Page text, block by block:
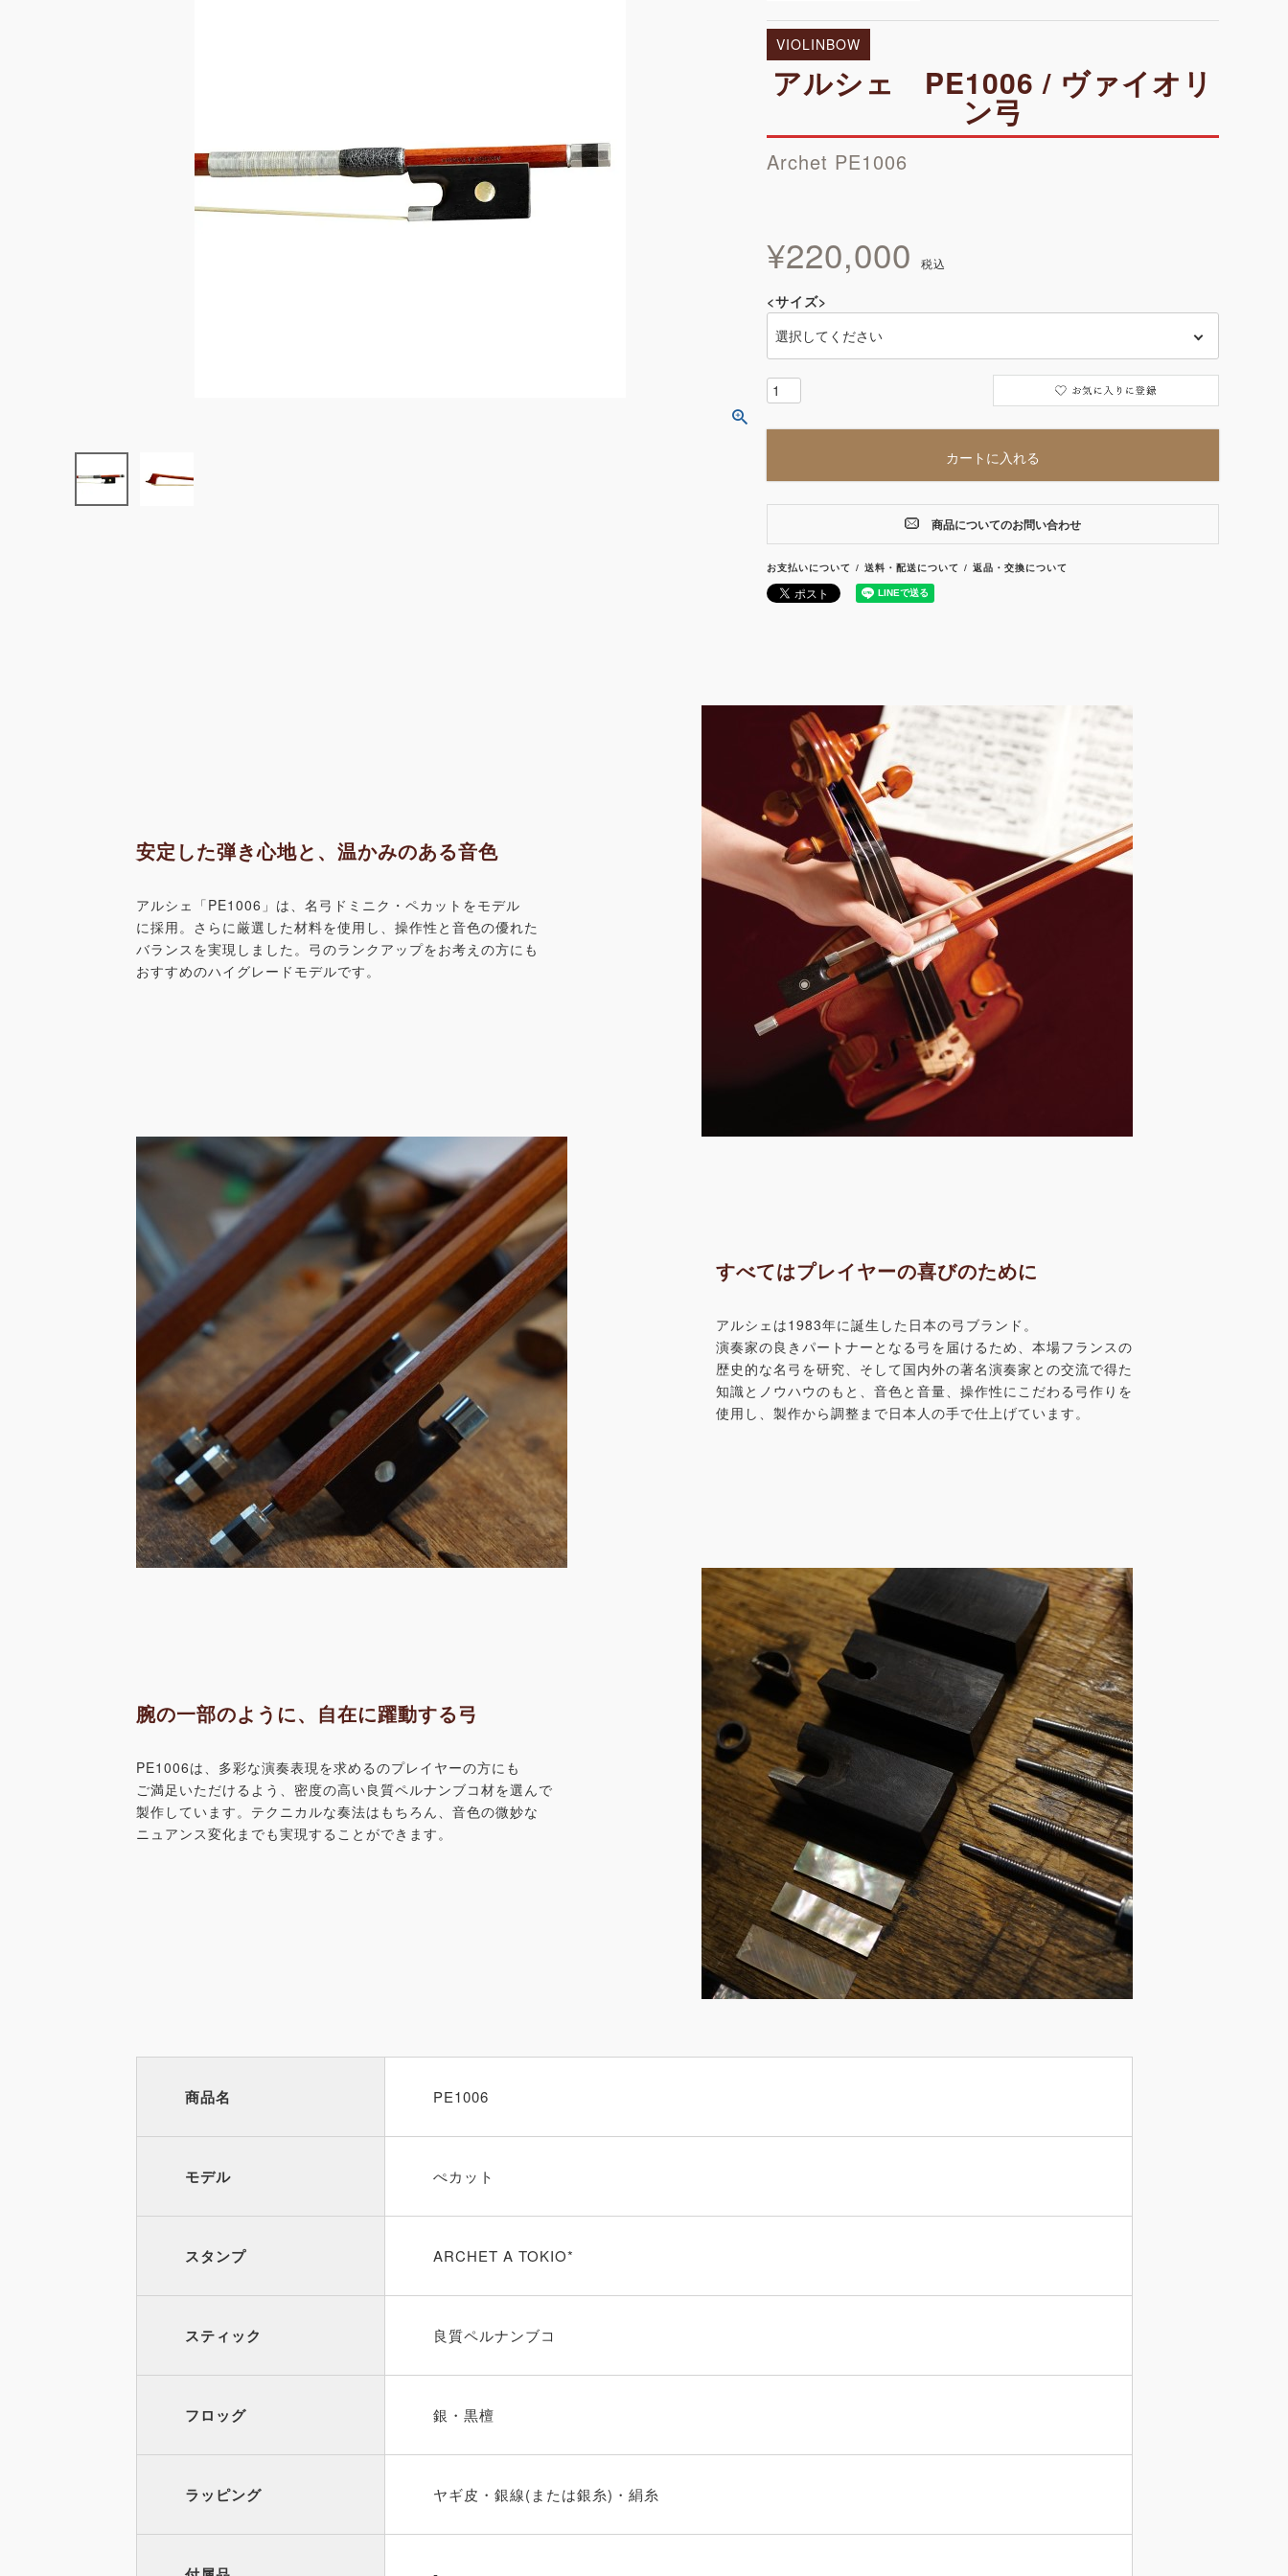
VIOLINBOW
アルシェ PE1006 / ヴァイオリ
ン弓
Archet PE1006
¥220,000 税込
<サイズ>
カートに入れる
商品についてのお問い合わせ
お支払いについて 送料・配送について 返品・交換について
安定した弾き心地と、温かみのある音色
アルシェ「PE1006」は、名弓ドミニク・ペカットをモデル
に採用。さらに厳選した材料を使用し、操作性と音色の優れた
バランスを実現しました。弓のランクアップをお考えの方にも
おすすめのハイグレードモデルです。
すべてはプレイヤーの喜びのために
アルシェは1983年に誕生した日本の弓ブランド。
演奏家の良きパートナーとなる弓を届けるため、本場フランスの
歴史的な名弓を研究、そして国内外の著名演奏家との交流で得た
知識とノウハウのもと、音色と音量、操作性にこだわる弓作りを
使用し、製作から調整まで日本人の手で仕上げています。
腕の一部のように、自在に躍動する弓
PE1006は、多彩な演奏表現を求めるのプレイヤーの方にも
ご満足いただけるよう、密度の高い良質ペルナンブコ材を選んで
製作しています。テクニカルな奏法はもちろん、音色の微妙な
ニュアンス変化までも実現することができます。
商品名 PE1006
モデル ぺカット
スタンプ ARCHET A TOKIO*
スティック 良質ペルナンブコ
フロッグ 銀・黒檀
ラッピング ヤギ皮・銀線(または銀糸)・絹糸